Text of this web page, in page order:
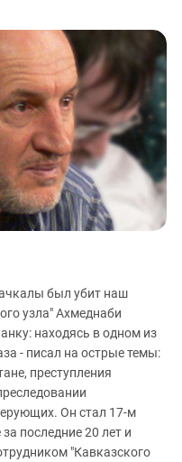
был убит наш
узла" Ахмеднаби
находясь в одном из
- писал на острые темы:
преступления
Он стал 17-м
последние 20 лет и
"Кавказского